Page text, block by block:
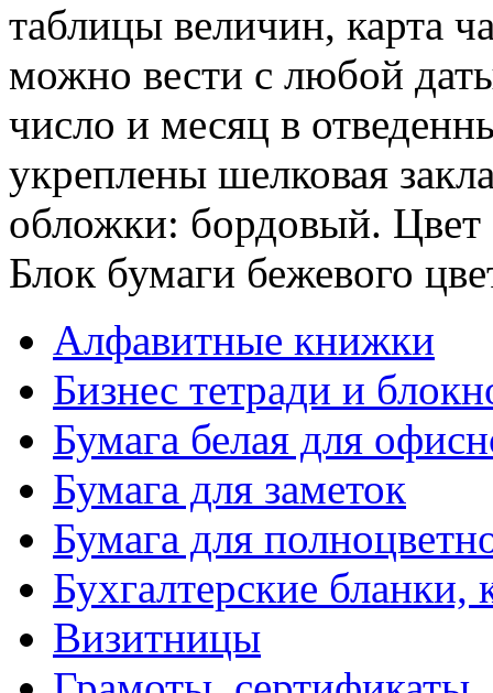
таблицы величин, карта
можно вести с любой
число и месяц в
укреплены шелковая
обложки: бордовый. Цвет
Блок бумаги бежевого
Алфавитные книжки
Бизнес тетради и
Бумага белая для
Бумага для заметок
Бумага для
Бухгалтерские бланки,
Визитницы